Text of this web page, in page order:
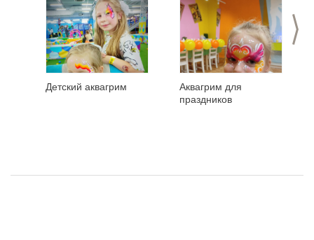
>
Детский аквагрим
Аквагрим для
праздников